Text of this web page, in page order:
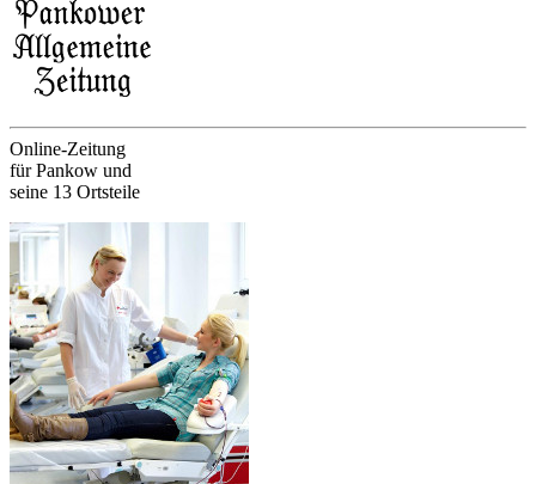
Online-Zeitung
für Pankow und
seine 13 Ortsteile